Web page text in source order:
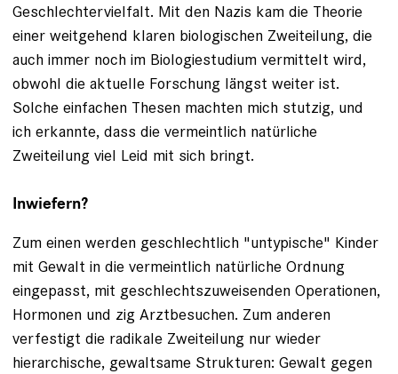
Geschlechtervielfalt. Mit den Nazis kam die Theorie
einer weitgehend klaren biologi­schen Zweiteilung, die
auch immer noch im Biologiestudium vermittelt wird,
obwohl die aktuelle Forschung längst weiter ist.
Solche einfachen Thesen machten mich stutzig, und
ich erkannte, dass die vermeintlich natür­liche
Zweiteilung viel Leid mit sich bringt.
Inwiefern?
Zum einen werden geschlechtlich "untypi­sche" Kinder
mit Gewalt in die vermeint­lich natürliche Ordnung
eingepasst, mit ­geschlechts­zuweisenden Operationen,
Hormonen und zig Arztbesuchen. Zum anderen
verfestigt die radikale Zweiteilung nur wieder
hierarchische, gewaltsame Strukturen: Gewalt gegen